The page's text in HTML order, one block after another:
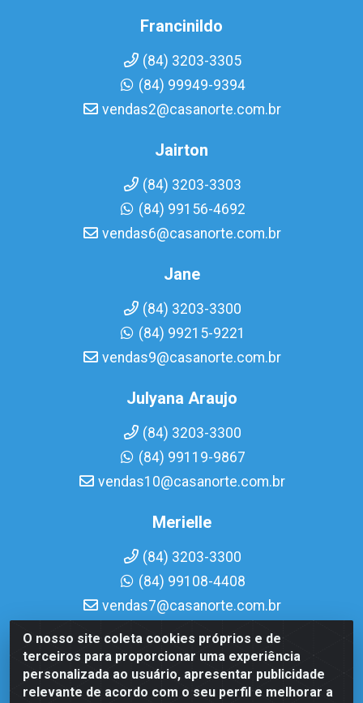
O nosso site coleta cookies próprios e de
terceiros para proporcionar uma experiência
personalizada ao usuário, apresentar publicidade
relevante de acordo com o seu perfil e melhorar a
Francinildo
(84) 3203-3305
(84) 99949-9394
vendas2@casanorte.com.br
Jairton
(84) 3203-3303
(84) 99156-4692
vendas6@casanorte.com.br
Jane
(84) 3203-3300
(84) 99215-9221
vendas9@casanorte.com.br
Julyana Araujo
(84) 3203-3300
(84) 99119-9867
vendas10@casanorte.com.br
Merielle
(84) 3203-3300
(84) 99108-4408
vendas7@casanorte.com.br
Casa Norte LTDA - Av. Interventor Mário Câmara, 1815 -
Dix-Sept Rosado, Natal/RN - CEP 59054-600 - CNPJ
08.713.513/0001-51